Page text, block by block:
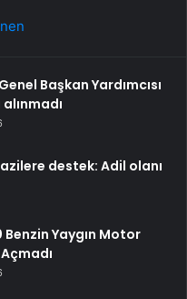
Başkan Yardımcısı
destek: Adil olanı
Benzin Yaygın Motor